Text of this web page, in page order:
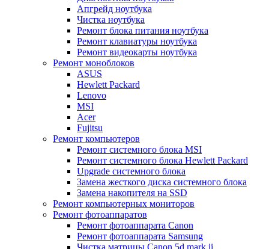
Апгрейд ноутбука
Чистка ноутбука
Ремонт блока питания ноутбука
Ремонт клавиатуры ноутбука
Ремонт видеокарты ноутбука
Ремонт моноблоков
ASUS
Hewlett Packard
Lenovo
MSI
Acer
Fujitsu
Ремонт компьютеров
Ремонт системного блока MSI
Ремонт системного блока Hewlett Packard
Upgrade системного блока
Замена жесткого диска системного блока
Замена накопителя на SSD
Ремонт компьютерных мониторов
Ремонт фотоаппаратов
Ремонт фотоаппарата Canon
Ремонт фотоаппарата Samsung
Чистка матрицы Canon 5d mark ii